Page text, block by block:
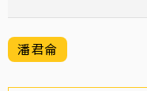
潘君侖